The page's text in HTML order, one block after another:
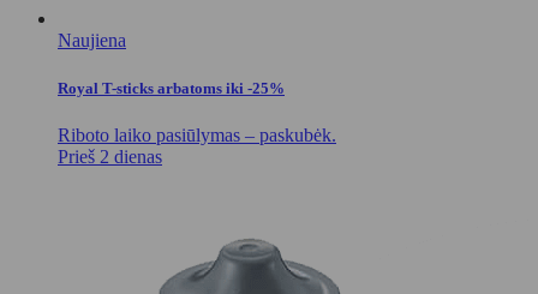
Naujiena
Royal T-sticks arbatoms iki -25%
Riboto laiko pasiūlymas – paskubėk.
Prieš 2 dienas